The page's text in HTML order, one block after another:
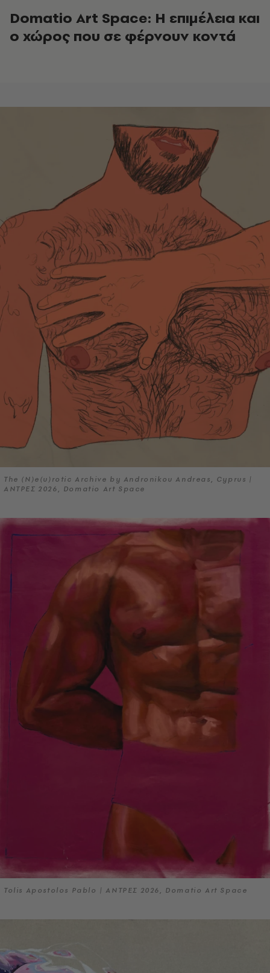
Domatio Art Space: Η επιμέλεια και
ο χώρος που σε φέρνουν κοντά
The (N)e(u)rotic Archive by Andronikou Andreas, Cyprus |
ΑΝΤΡΕΣ 2026, Domatio Art Space
Tolis Apostolos Pablo | ΑΝΤΡΕΣ 2026, Domatio Art Space